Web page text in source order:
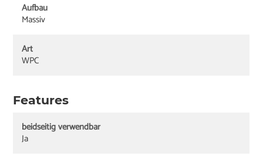
Aufbau
Massiv
Art
WPC
Features
beidseitig verwendbar
Ja